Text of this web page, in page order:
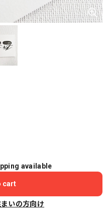
available
cart
いの方向け